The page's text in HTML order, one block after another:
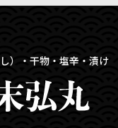
）・干物・塩辛・漬け